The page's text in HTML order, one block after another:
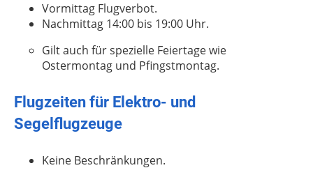
Vormittag Flugverbot.
Nachmittag 14:00 bis 19:00 Uhr.
Gilt auch für spezielle Feiertage wie
Ostermontag und Pfingstmontag.
Flugzeiten für Elektro- und
Segelflugzeuge
Keine Beschränkungen.